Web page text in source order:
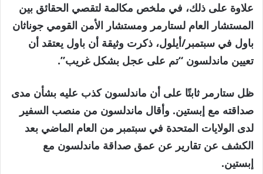
علاوة على ذلك، في ملخص مكالمة لتقصي الحقائق بين
المستشار العام لستارمر ومستشار الأمن القومي جوناثان
باول في سبتمبر/أيلول، ذكرت وثيقة أن باول يعتقد أن
تعيين ماندلسون “تم على عجل بشكل غريب”.
ظل ستارمر ثابتًا على أن ماندلسون كذب عليه بشأن مدى
صداقته مع إبستين. وأقال ماندلسون من منصب السفير
لدى الولايات المتحدة في سبتمبر من العام الماضي بعد
الكشف عن تقارير عن عمق صداقة ماندلسون مع
إبستين.